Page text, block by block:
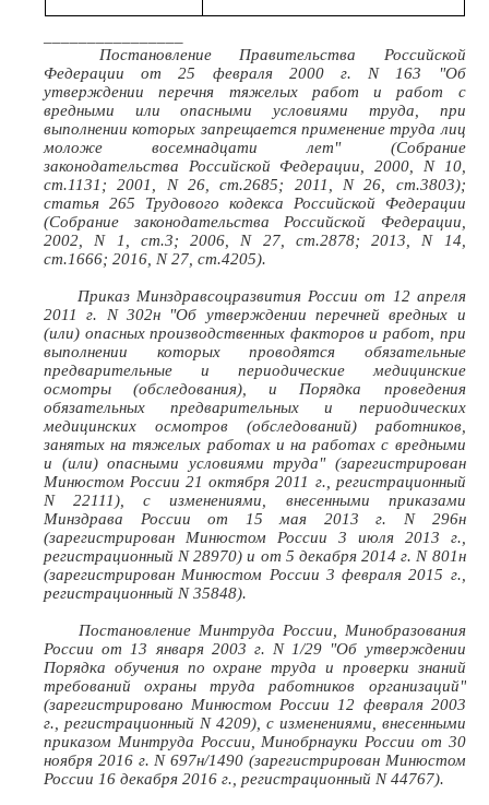
Постановление Правительства Российской
Федерации от 25 февраля 2000 г. N 163 "Об
утверждении перечня тяжелых работ и работ с
вредными или опасными условиями труда, при
выполнении которых запрещается применение труда лиц
моложе восемнадцати лет" (Собрание
законодательства Российской Федерации, 2000, N 10,
ст.1131; 2001, N 26, ст.2685; 2011, N 26, ст.3803);
статья 265 Трудового кодекса Российской Федерации
(Собрание законодательства Российской Федерации,
2002, N 1, ст.3; 2006, N 27, ст.2878; 2013, N 14,
ст.1666; 2016, N 27, ст.4205).
Приказ Минздравсоцразвития России от 12 апреля
2011 г. N 302н "Об утверждении перечней вредных и
(или) опасных производственных факторов и работ, при
выполнении которых проводятся обязательные
предварительные и периодические медицинские
осмотры (обследования), и Порядка проведения
обязательных предварительных и периодических
медицинских осмотров (обследований) работников,
занятых на тяжелых работах и на работах с вредными
и (или) опасными условиями труда" (зарегистрирован
Минюстом России 21 октября 2011 г., регистрационный
N 22111), с изменениями, внесенными приказами
Минздрава России от 15 мая 2013 г. N 296н
(зарегистрирован Минюстом России 3 июля 2013 г.,
регистрационный N 28970) и от 5 декабря 2014 г. N 801н
(зарегистрирован Минюстом России 3 февраля 2015 г.,
регистрационный N 35848).
Постановление Минтруда России, Минобразования
России от 13 января 2003 г. N 1/29 "Об утверждении
Порядка обучения по охране труда и проверки знаний
требований охраны труда работников организаций"
(зарегистрировано Минюстом России 12 февраля 2003
г., регистрационный N 4209), с изменениями, внесенными
приказом Минтруда России, Минобрнауки России от 30
ноября 2016 г. N 697н/1490 (зарегистрирован Минюстом
России 16 декабря 2016 г., регистрационный N 44767).